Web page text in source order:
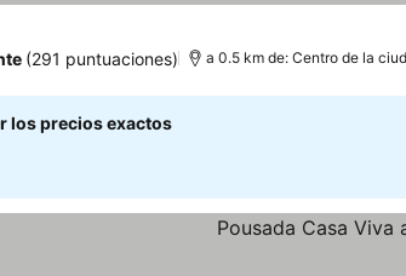
(291 puntuaciones) a 0.5 km de: Centro de la
los precios exactos